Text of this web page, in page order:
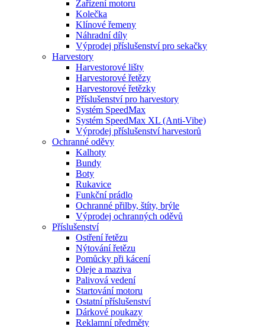
Zařízení motoru
Kolečka
Klínové řemeny
Náhradní díly
Výprodej příslušenství pro sekačky
Harvestory
Harvestorové lišty
Harvestorové řetězy
Harvestorové řetězky
Příslušenství pro harvestory
Systém SpeedMax
Systém SpeedMax XL (Anti-Vibe)
Výprodej příslušenství harvestorů
Ochranné oděvy
Kalhoty
Bundy
Boty
Rukavice
Funkční prádlo
Ochranné přilby, štíty, brýle
Výprodej ochranných oděvů
Příslušenství
Ostření řetězu
Nýtování řetězu
Pomůcky při kácení
Oleje a maziva
Palivová vedení
Startování motoru
Ostatní příslušenství
Dárkové poukazy
Reklamní předměty